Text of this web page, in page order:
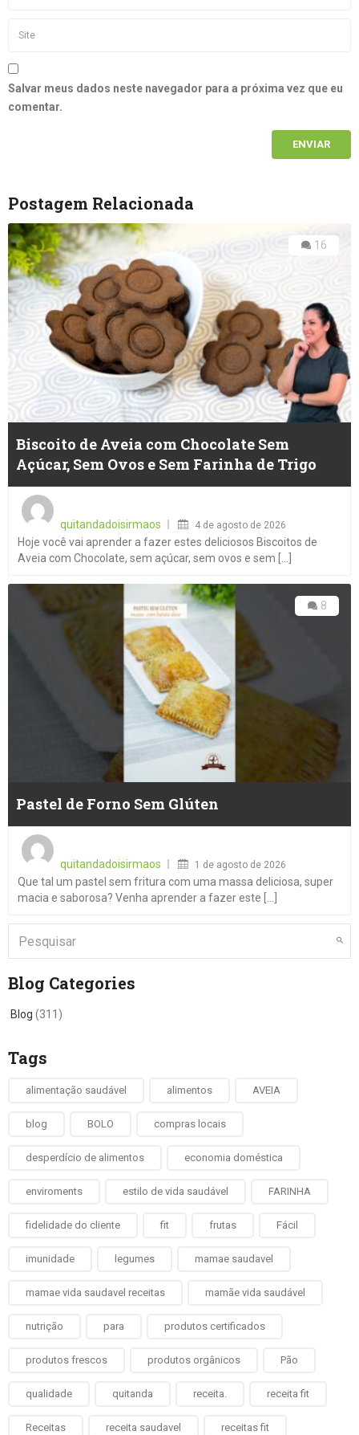
Salvar meus dados neste navegador para a próxima vez que eu
comentar.
Postagem Relacionada
16
Biscoito de Aveia com Chocolate Sem
Açúcar, Sem Ovos e Sem Farinha de Trigo
quitandadoisirmaos
4 de agosto de 2026
Hoje você vai aprender a fazer estes deliciosos Biscoitos de
Aveia com Chocolate, sem açúcar, sem ovos e sem [...]
8
Pastel de Forno Sem Glúten
quitandadoisirmaos
1 de agosto de 2026
Que tal um pastel sem fritura com uma massa deliciosa, super
macia e saborosa? Venha aprender a fazer este [...]
Blog Categories
Blog (311)
Tags
alimentação saudável alimentos AVEIA
blog BOLO compras locais
desperdício de alimentos economia doméstica
enviroments estilo de vida saudável FARINHA
fidelidade do cliente fit frutas Fácil
imunidade legumes mamae saudavel
mamae vida saudavel receitas mamãe vida saudável
nutrição para produtos certificados
produtos frescos produtos orgânicos Pão
qualidade quitanda receita. receita fit
Receitas receita saudavel receitas fit